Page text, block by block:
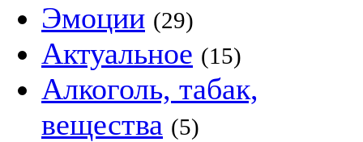
Эмоции (29)
Актуальное (15)
Алкоголь, табак,
вещества (5)